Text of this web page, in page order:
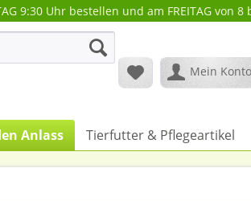
9:30 Uhr bestellen und am FREITAG von
Mein Konto
Anlass Tierfutter & Pflegeartikel